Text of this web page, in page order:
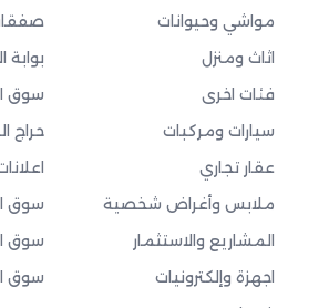
مواشي وحيوانات
اثاث ومنزل
فئات اخرى
سيارات ومركبات
عقار تجاري
ملابس وأغراض شخصية
المشاريع والاستثمار
اجهزة وإلكترونيات
بوابة
سوق
حراج
سوق
سوق
سوق